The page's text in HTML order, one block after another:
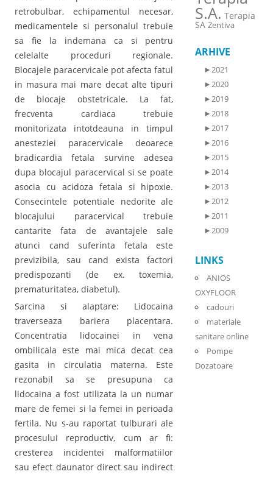
retrobulbar, echipamentul necesar,
medicamentele si personalul trebuie
sa fie la indemana ca si pentru
celelalte proceduri regionale.
Blocajele paracervicale pot afecta fatul
in masura mai mare decat alte tipuri
de blocaje obstetricale. La fat,
frecventa cardiaca trebuie
monitorizata intotdeauna in timpul
anesteziei paracervicale deoarece
bradicardia fetala survine adesea
dupa blocajul paracervical si se poate
asocia cu acidoza fetala si hipoxie.
Consecintele potentiale nedorite ale
blocajului paracervical trebuie
cantarite fata de avantajele sale
atunci cand suferinta fetala este
previzibila, sau cand exista factori
predispozanti (de ex. toxemia,
prematuritatea, diabetul).
Sarcina si alaptare: Lidocaina
traverseaza bariera placentara.
Concentratia lidocainei in vena
ombilicala este mai mica decat cea
gasita in circulatia materna. Este
rezonabil sa se presupuna ca
lidocaina a fost utilizata la un numar
mare de femei si la femei in perioada
fertila. Nu s-au raportat tulburari ale
procesului reproductiv, cum ar fi:
cresterea incidentei malformatiilor
sau efect daunator direct sau indirect
S.A. Terapia
SA Zentiva
ARHIVE
►2021
►2020
►2019
►2018
►2017
►2016
►2015
►2014
►2013
►2012
►2011
►2009
LINKS
ANIOS
OXYFLOOR
cadouri
materiale
sanitare online
Pompe
Dozatoare